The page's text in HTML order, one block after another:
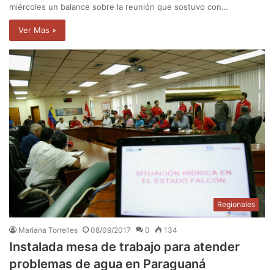
miércoles un balance sobre la reunión que sostuvo con…
Ver Mas »
Regionales
Mariana Torrelles 08/09/2017 0 134
Instalada mesa de trabajo para atender
problemas de agua en Paraguaná